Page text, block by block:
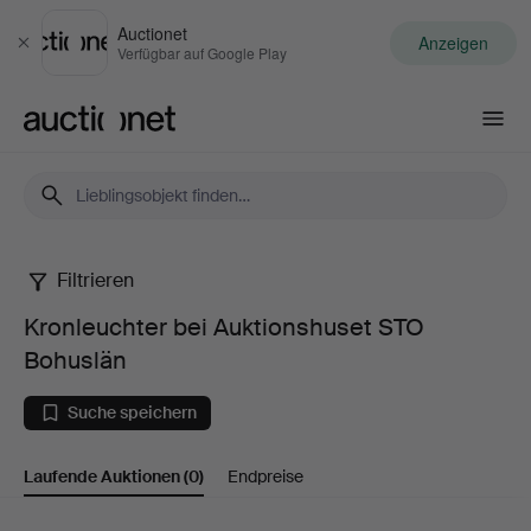
Schließen
Auctionet
Verfügbar auf Google Play Anzeigen
Kronleuchter
bei
Auktionshuset
STO
Filtrieren
Kronleuchter bei Auktionshuset STO
Bohuslän
Suche speichern
Laufende Auktionen(0) Endpreise